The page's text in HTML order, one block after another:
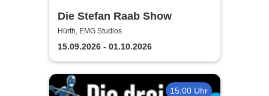
Die Stefan Raab Show
Hürth, EMG Studios
15.09.2026 - 01.10.2026
15:00 Uhr